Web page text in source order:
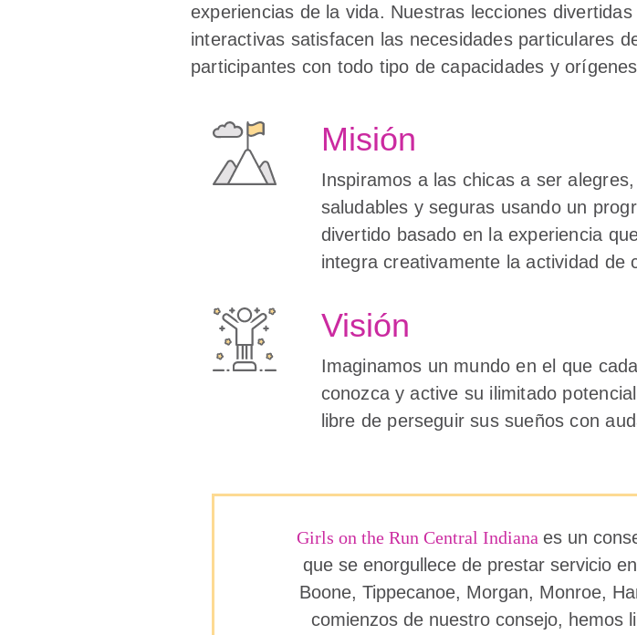
experiencias de la vida. Nuestras lecciones divertidas
interactivas satisfacen las necesidades particulares
participantes con todo tipo de capacidades y
Misión
Inspiramos a las chicas a ser alegres,
saludables y seguras usando un
divertido basado en la experiencia
integra creativamente la actividad de
Visión
Imaginamos un mundo en el que
conozca y active su ilimitado
libre de perseguir sus sueños con
Girls on the Run Central Indiana es un
que se enorgullece de prestar servicio
Boone, Tippecanoe, Morgan, Monroe,
comienzos de nuestro consejo, hemos